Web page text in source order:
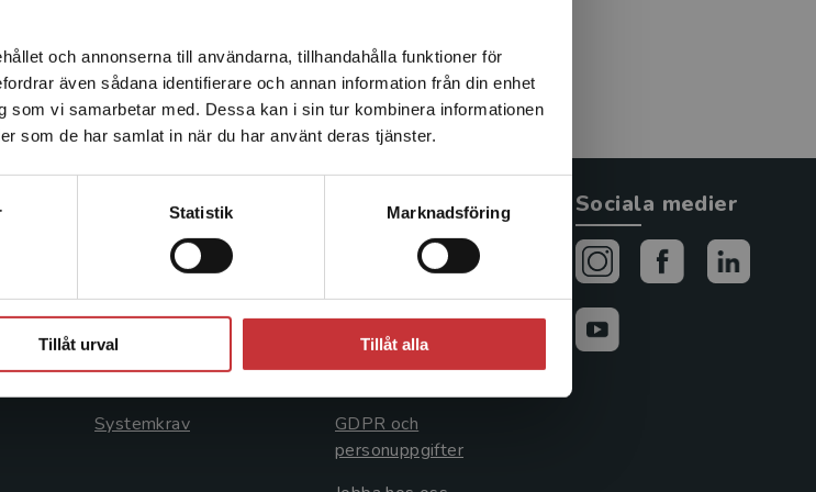
och annonserna till användarna, tillhandahålla funktioner för
även sådana identifierare och annan information från din enhet
som vi samarbetar med. Dessa kan i sin tur kombinera informationen
som de har samlat in när du har använt deras tjänster.
Statistik Marknadsföring
Tillåt urval Tillåt alla
besöker studentlitteratur.se via en
Vi erbjuder inte leveranser utanför
slutföra ett köp måste
i Sverige.Läs mer
Kundservice
Kontakta kundservice
046-31 21 00
Frågor och svar
Systemkrav
Allmänna länkar
Avtal och rättigheter
Cookies
GDPR och
personuppgifter
Sociala medier